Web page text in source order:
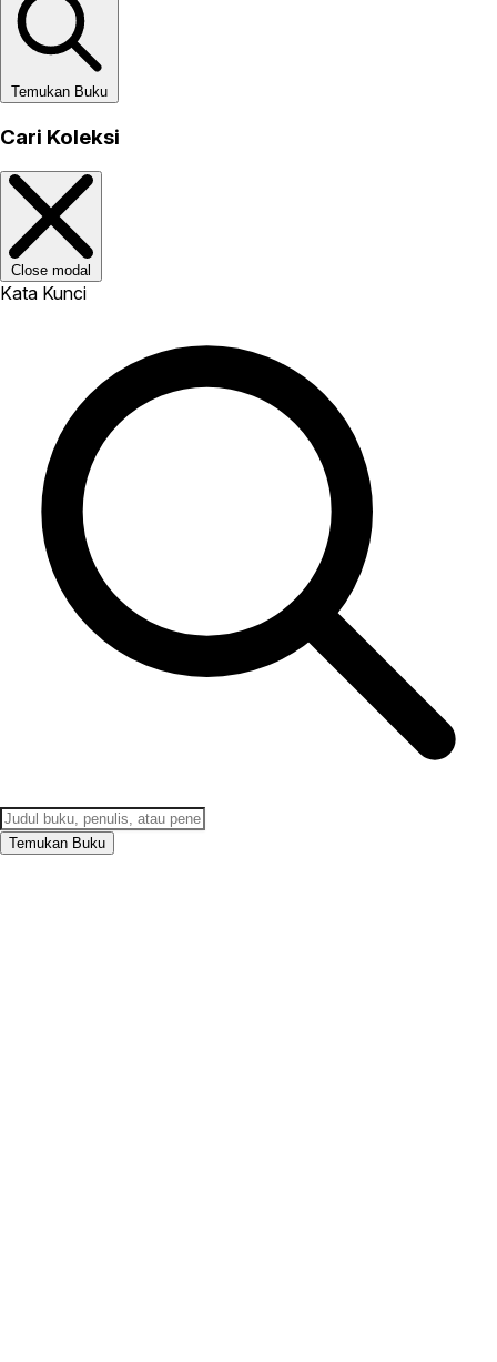
Temukan Buku
Cari Koleksi
Close modal
Kata Kunci
Temukan Buku